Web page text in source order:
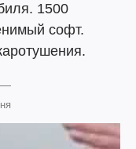
1500
софт.